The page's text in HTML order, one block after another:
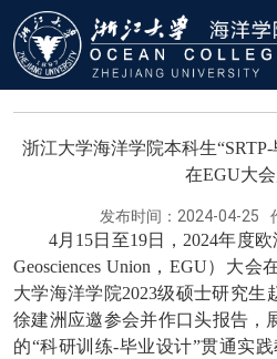
浙江大学海洋学院本科生
在EGU大
发布时间：2024-04-25
4月15日至19日，2024年度
Geosciences Union，EGU）大
大学海洋学院2023级硕士研究生
徐建洲应邀参会并作口头报告，
的“科研训练-毕业设计”贯通实